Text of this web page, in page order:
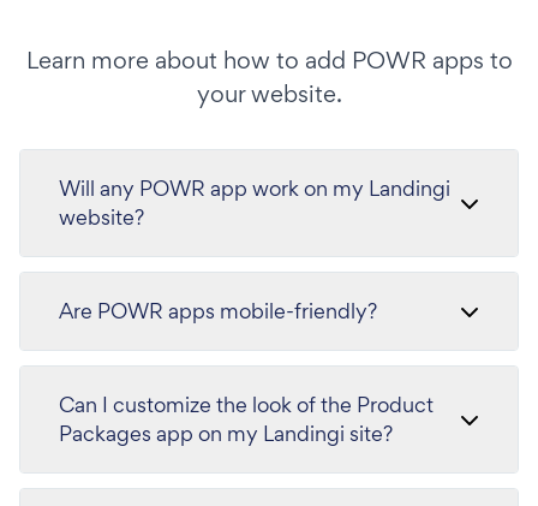
Learn more about how to add POWR apps to
your website.
Will any POWR app work on my Landingi
website?
Are POWR apps mobile-friendly?
Can I customize the look of the Product
Packages app on my Landingi site?